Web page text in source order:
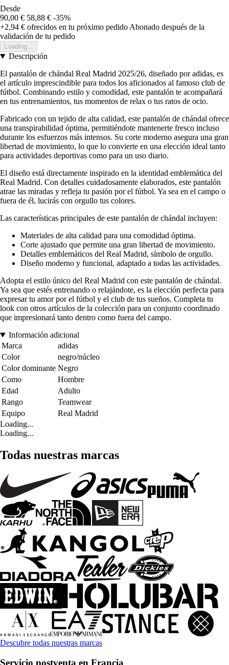
Desde
90,00 € 58,88 € -35%
+2,94 € ofrecidos en tu próximo pedido Abonado después de la
validación de tu pedido
Loading...
Descripción
El pantalón de chándal Real Madrid 2025/26, diseñado por adidas, es
el artículo imprescindible para todos los aficionados al famoso club de
fútbol. Combinando estilo y comodidad, este pantalón te acompañará
en tus entrenamientos, tus momentos de relax o tus ratos de ocio.
Fabricado con un tejido de alta calidad, este pantalón de chándal ofrece
una transpirabilidad óptima, permitiéndote mantenerte fresco incluso
durante los esfuerzos más intensos. Su corte moderno asegura una gran
libertad de movimiento, lo que lo convierte en una elección ideal tanto
para actividades deportivas como para un uso diario.
El diseño está directamente inspirado en la identidad emblemática del
Real Madrid. Con detalles cuidadosamente elaborados, este pantalón
atrae las miradas y refleja tu pasión por el fútbol. Ya sea en el campo o
fuera de él, lucirás con orgullo tus colores.
Las características principales de este pantalón de chándal incluyen:
Materiales de alta calidad para una comodidad óptima.
Corte ajustado que permite una gran libertad de movimiento.
Detalles emblemáticos del Real Madrid, símbolo de orgullo.
Diseño moderno y funcional, adaptado a todas las actividades.
Adopta el estilo único del Real Madrid con este pantalón de chándal.
Ya sea que estés entrenando o relajándote, es la elección perfecta para
expresar tu amor por el fútbol y el club de tus sueños. Completa tu
look con otros artículos de la colección para un conjunto coordinado
que impresionará tanto dentro como fuera del campo.
Información adicional
Marca
adidas
Color
negro/núcleo
Color dominante Negro
Como
Hombre
Edad
Adulto
Rango
Teamwear
Equipo
Real Madrid
Loading...
Loading...
Todas nuestras marcas
Descubre todas nuestras marcas
Servicio postventa en Francia